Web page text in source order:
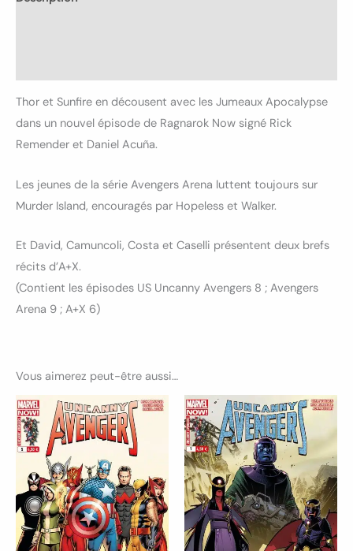
Thor et Sunfire en décousent avec les Jumeaux Apocalypse
dans un nouvel épisode de Ragnarok Now signé Rick
Remender et Daniel Acuña.
Les jeunes de la série Avengers Arena luttent toujours sur
Murder Island, encouragés par Hopeless et Walker.
Et David, Camuncoli, Costa et Caselli présentent deux brefs
récits d’A+X.
(Contient les épisodes US Uncanny Avengers 8 ; Avengers
Arena 9 ; A+X 6)
Vous aimerez peut-être aussi…